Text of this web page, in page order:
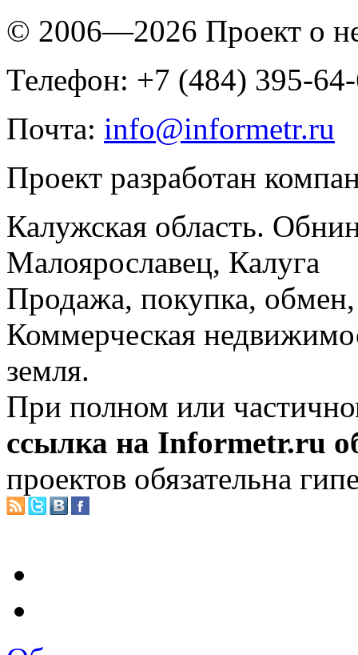
© 2006—2026 Проект о
Телефон: +7 (484) 395-
Почта: info@informetr.ru
Проект разработан
Калужская область.
Малоярославец, Калуга
Продажа, покупка, обмен,
Коммерческая
земля.
При полном или
ссылка на Informetr.ru
проектов обязательна